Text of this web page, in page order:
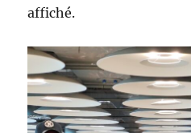
affiché.